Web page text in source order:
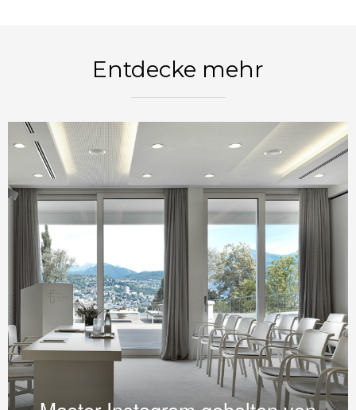
Entdecke mehr